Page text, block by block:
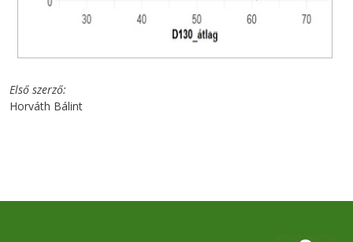
Első szerző
Horváth Bálint